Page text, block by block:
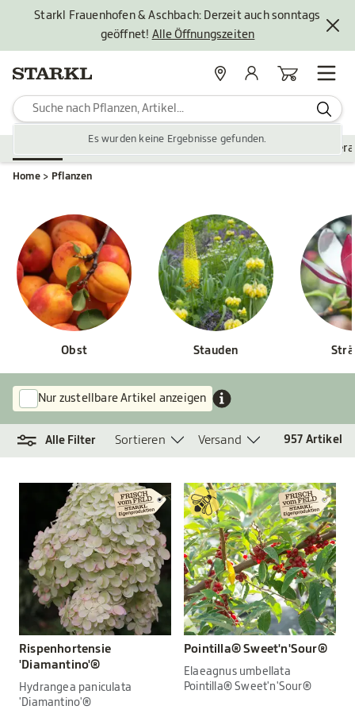
Starkl Frauenhofen & Aschbach: Derzeit auch sonntags
geöffnet! Alle Öffnungszeiten
Es wurden keine Ergebnisse gefunden.
StandorteMein KontoWarenkorb
Zubehör Gartengestaltung
Home Pflanzen
Obst Stauden
Nur zustellbare Artikel anzeigen
Alle Filter Sortieren Versand 957 Artikel
Rispenhortensie
'Diamantino'®
Hydrangea paniculata
'Diamantino'®
Pointilla® Sweet'n'Sour®
Elaeagnus umbellata
Pointilla® Sweet'n'Sour®